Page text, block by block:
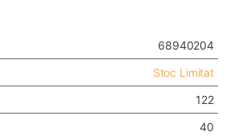
68940204
Stoc Limitat
122
40